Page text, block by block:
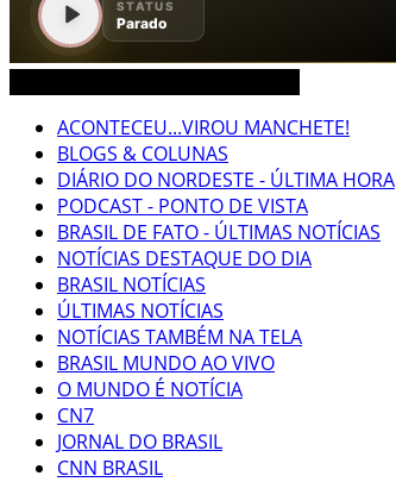
ACONTECEU...VIROU MANCHETE!
BLOGS & COLUNAS
DIÁRIO DO NORDESTE - ÚLTIMA HORA
PODCAST - PONTO DE VISTA
BRASIL DE FATO - ÚLTIMAS NOTÍCIAS
NOTÍCIAS DESTAQUE DO DIA
BRASIL NOTÍCIAS
ÚLTIMAS NOTÍCIAS
NOTÍCIAS TAMBÉM NA TELA
BRASIL MUNDO AO VIVO
O MUNDO É NOTÍCIA
CN7
JORNAL DO BRASIL
CNN BRASIL